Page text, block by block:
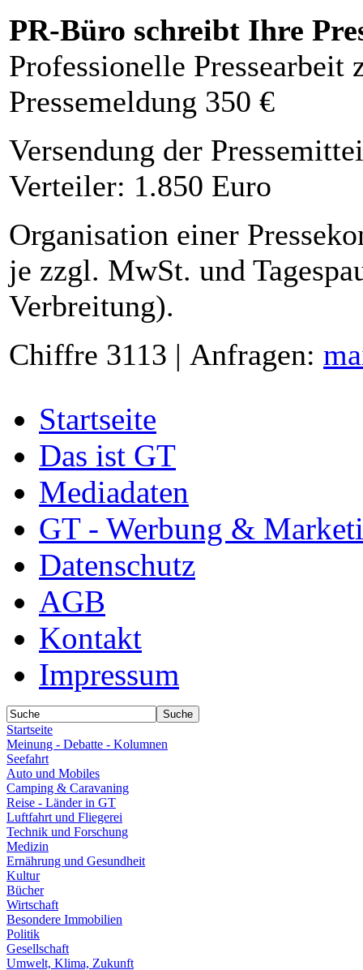
PR-Büro schreibt Ihre
Professionelle Pressearbeit
Pressemeldung 350 €
Versendung der
Verteiler: 1.850 Euro
Organisation einer
je zzgl. MwSt. und
Verbreitung).
Chiffre 3113 | Anfragen:
Startseite
Das ist GT
Mediadaten
GT - Werbung &
Datenschutz
AGB
Kontakt
Impressum
Startseite
Meinung - Debatte - Kolumnen
Seefahrt
Auto und Mobiles
Camping & Caravaning
Reise - Länder in GT
Luftfahrt und Fliegerei
Technik und Forschung
Medizin
Ernährung und Gesundheit
Kultur
Bücher
Wirtschaft
Besondere Immobilien
Politik
Gesellschaft
Umwelt, Klima, Zukunft